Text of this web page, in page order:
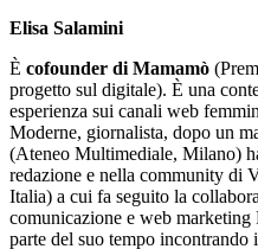
Elisa Salamini
È cofounder di Mamamò
progetto sul digitale). È una
esperienza sui canali web
Moderne, giornalista, dopo un
(Ateneo Multimediale, Milano)
redazione e nella community di
Italia) a cui fa seguito la
comunicazione e web marketing
parte del suo tempo